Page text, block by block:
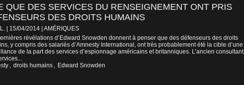
QUE DES SERVICES DU RENSEIGNEMENT ONT PRIS
DES DROITS HUMAINS
| 15/04/2014 AMÉRIQUES
révélations d’Edward Snowden donnent à penser que des défenseurs des droits
y compris des salariés d’Amnesty International, ont très probablement été la cible d’une
de la part des services d’espionnage américains et britanniques. L’ancien consultant
, droits humains , Edward Snowden